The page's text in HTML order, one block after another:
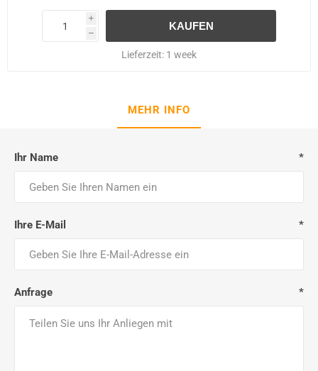
i
h
Lieferzeit: 1 week
MEHR INFO
Ihr Name *
Ihre E-Mail *
Anfrage *